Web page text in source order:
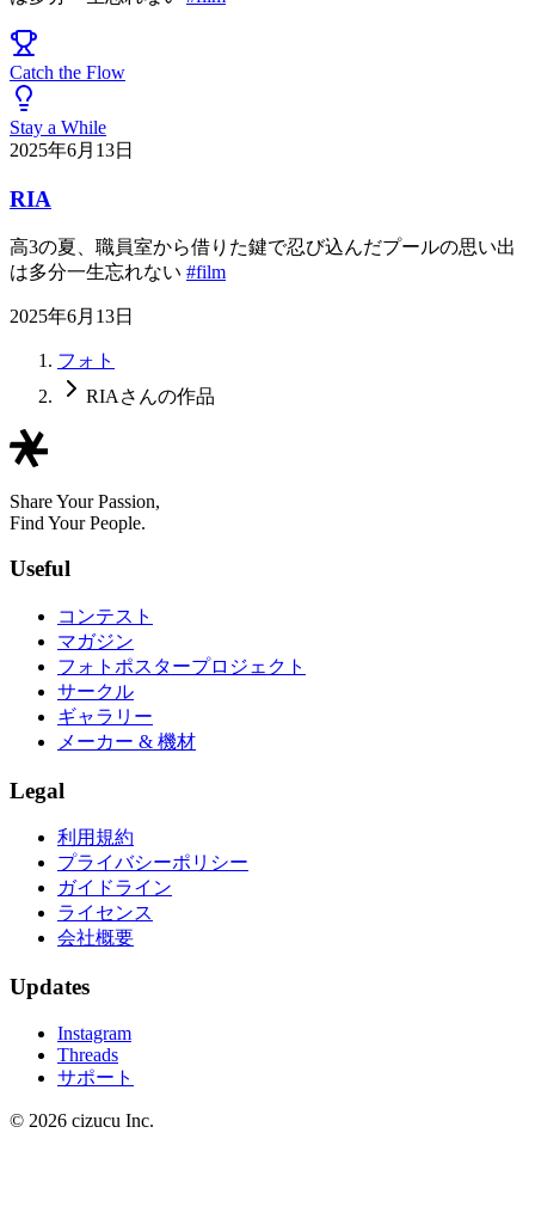
Catch the Flow
Stay a While
2025年6月13日
RIA
高3の夏、職員室から借りた鍵で忍び込んだプールの思い出
は多分一生忘れない #film
2025年6月13日
フォト
RIAさんの作品
Share Your Passion,
Find Your People.
Useful
コンテスト
マガジン
フォトポスタープロジェクト
サークル
ギャラリー
メーカー & 機材
Legal
利用規約
プライバシーポリシー
ガイドライン
ライセンス
会社概要
Updates
Instagram
Threads
サポート
© 2026 cizucu Inc.